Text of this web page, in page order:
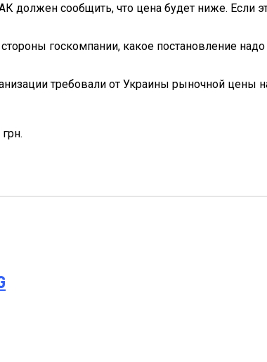
должен сообщить, что цена будет ниже. Если
госкомпании, какое постановление
требовали от Украины рыночной цены